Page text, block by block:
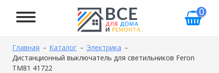
0
Главная Каталог
Электрика
Дистанционный выключатель для светильников Feron
TM81 41722